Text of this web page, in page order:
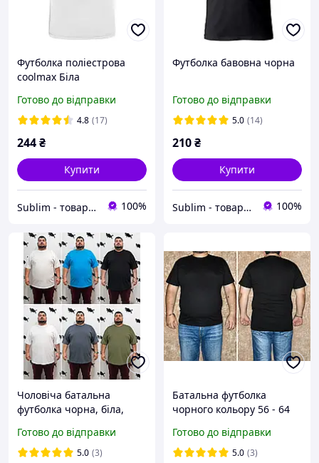
Футболка поліестрова
coolmax Біла
Готово до відправки
4.8 (17)
244₴
Купити
Sublim - товари для брендингу, реклами та сувенірів 100%
Футболка бавовна чорна
Готово до відправки
5.0 (14)
210₴
Купити
Sublim - товари для брендингу, реклами та сувенірів 100%
Чоловіча батальна
футболка чорна, біла,
футболка батальна
величезного розміру 70-
Готово до відправки
5.0 (3)
Батальна футболка
чорного кольору 56 - 64
чорна велика унісекс-
футболка 3XL-6XL
Готово до відправки
5.0 (3)